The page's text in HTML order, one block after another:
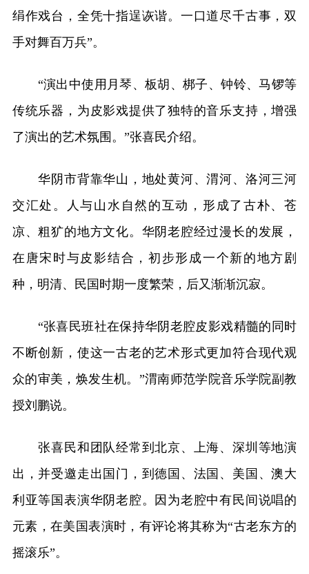
绢作戏台，全凭十指逞诙谐。一口道尽千古事，双
手对舞百万兵”。
“演出中使用月琴、板胡、梆子、钟铃、马锣等
传统乐器，为皮影戏提供了独特的音乐支持，增强
了演出的艺术氛围。”张喜民介绍。
华阴市背靠华山，地处黄河、渭河、洛河三河
交汇处。人与山水自然的互动，形成了古朴、苍
凉、粗犷的地方文化。华阴老腔经过漫长的发展，
在唐宋时与皮影结合，初步形成一个新的地方剧
种，明清、民国时期一度繁荣，后又渐渐沉寂。
“张喜民班社在保持华阴老腔皮影戏精髓的同时
不断创新，使这一古老的艺术形式更加符合现代观
众的审美，焕发生机。”渭南师范学院音乐学院副教
授刘鹏说。
张喜民和团队经常到北京、上海、深圳等地演
出，并受邀走出国门，到德国、法国、美国、澳大
利亚等国表演华阴老腔。因为老腔中有民间说唱的
元素，在美国表演时，有评论将其称为“古老东方的
摇滚乐”。